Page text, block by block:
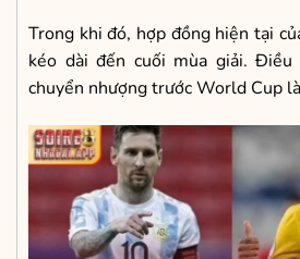
Trong khi đó, hợp đồng hiện tại
kéo dài đến cuối mùa giải. Điều
chuyển nhượng trước World Cup